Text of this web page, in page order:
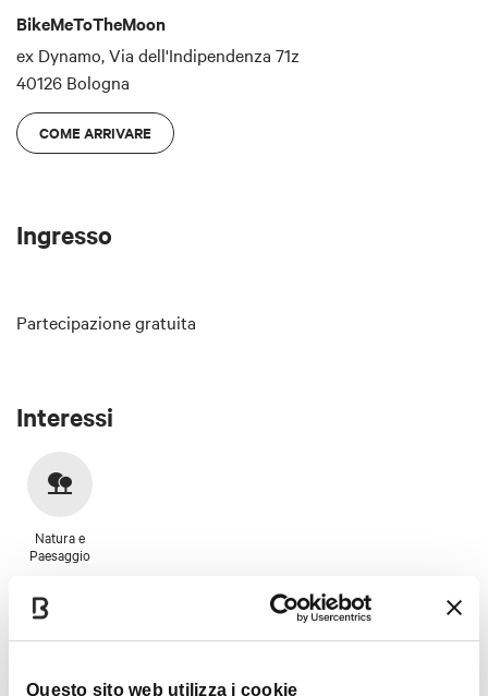
Questo sito web utilizza i cookie
BikeMeToTheMoon
ex Dynamo, Via dell'Indipendenza 71z
40126 Bologna
COME ARRIVARE
Ingresso
Partecipazione gratuita
Interessi
Natura e
Paesaggio